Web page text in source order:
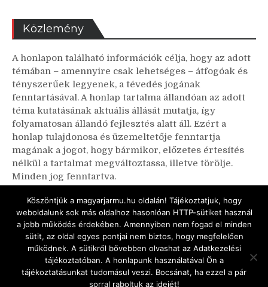
Közlemény
A honlapon található információk célja, hogy az adott
témában – amennyire csak lehetséges – átfogóak és
tényszerűek legyenek, a tévedés jogának
fenntartásával. A honlap tartalma állandóan az adott
téma kutatásának aktuális állását mutatja, így
folyamatosan állandó fejlesztés alatt áll. Ezért a
honlap tulajdonosa és üzemeltetője fenntartja
magának a jogot, hogy bármikor, előzetes értesítés
nélkül a tartalmat megváltoztassa, illetve törölje.
Minden jog fenntartva.
A honlapon található linkekhez tartozó weboldalakon
bemutatott információk az adott honlap és webhely
tulajdonosának kizárólagos felelőssége.
Copyright © Négyesi Pál és Hajdú Csaba,
Köszöntjük a magyarjarmu.hu oldalán! Tájékoztatjuk, hogy
weboldalunk sok más oldalhoz hasonlóan HTTP-sütiket használ
a jobb működés érdekében. Amennyiben nem fogad el minden
sütit, az oldal egyes pontjai nem biztos, hogy megfelelően
működnek. A sütikről bővebben olvashat az Adatkezelési
tájékoztatóban. A honlapunk használatával Ön a
tájékoztatásunkat tudomásul veszi. Bocsánat, ha ezzel a pár
sorral raboltuk az idejét!